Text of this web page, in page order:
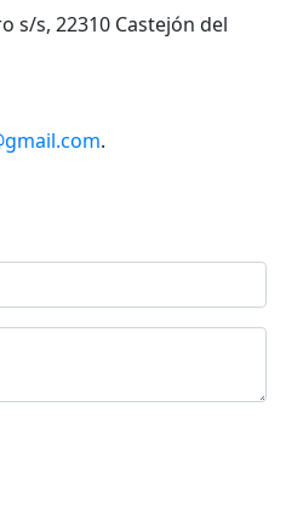
s/s, 22310 Castejón del
.